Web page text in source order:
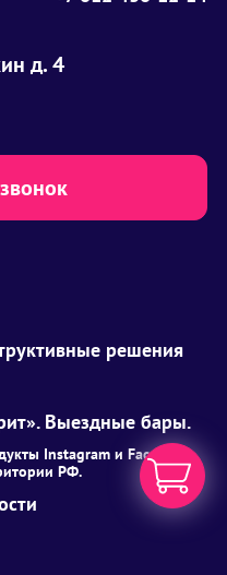
д. 4
решения
Выездные бары.
Instagram и Facebook
РФ.